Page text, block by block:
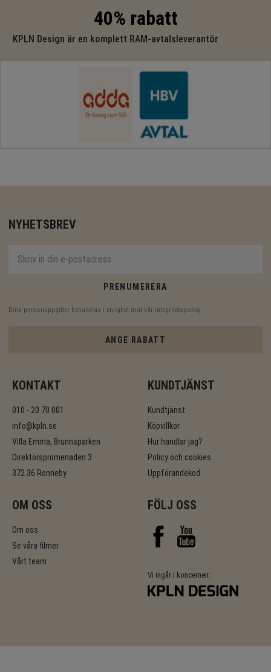
40% rabatt
KPLN Design är en komplett RAM-avtalsleverantör
NYHETSBREV
PRENUMERERA
Dina personuppgifter behandlas i enlighet med vår integritetspolicy
ANGE RABATT
KONTAKT
010 - 20 70 001
info@kpln.se
Villa Emma, Brunnsparken
Direktörspromenaden 3
372 36 Ronneby
KUNDTJÄNST
Kundtjänst
Köpvillkor
Hur handlar jag?
Policy och cookies
Uppförandekod
OM OSS
Om oss
Se våra filmer
Vårt team
FÖLJ OSS
Vi ingår i koncernen: